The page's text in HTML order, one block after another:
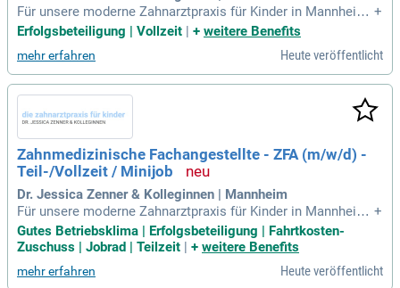
Für unsere moderne Zahnarztpraxis für Kinder in Mannheim
suchen wir eine/n Auszubildende/n zur/zum Zahnmedizinisc
hen Fachangestellten; ZFA (m/w/d). Ausbildungsstart: Augu
st/September 2026.
+
Erfolgsbeteiligung | Vollzeit | + weitere Benefits
mehr erfahren Heute veröffentlicht
Zahnmedizinische Fachangestellte - ZFA (m/w/d) -
Teil-/Vollzeit / Minijob
Dr. Jessica Zenner & Kolleginnen | Mannheim
Für unsere moderne Zahnarztpraxis für Kinder in Mannheim
suchen wir eine engagierte und erfahrene Zahnmedizinische
Fachangestellte; ZFA (m/w/d) in Voll- oder Teilzeit (2-3 ganz
+
Gutes Betriebsklima | Erfolgsbeteiligung | Fahrtkosten-
Zuschuss | Jobrad | Teilzeit
+ weitere Benefits
mehr erfahren Heute veröffentlicht